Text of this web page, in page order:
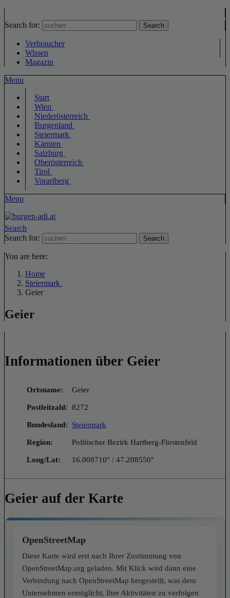
Search for: Search
Verbraucher
Wissen
Magazin
Menu
Start
Wien
Niederösterreich
Burgenland
Steiermark
Kärnten
Salzburg
Oberösterreich
Tirol
Vorarlberg
Menu
Search
Search for:
Search
You are here:
Home
Steiermark
Geier
Geier
Informationen über Geier
Ortsname: Geier
Postleitzahl: 8272
Bundesland: Steiermark
Region: Politischer Bezirk Hartberg-Fürstenfeld
Long/Lat: 16.008710° / 47.208550°
Geier auf der Karte
OpenStreetMap
Diese Karte wird erst nach Ihrer Zustimmung von
OpenStreetMap.org geladen. Mit Klick wird dann eine
Verbindung nach OpenStreetMap hergestellt, was dem
Unternehmen ermöglicht, Ihre Aktivitäten zu verfolgen